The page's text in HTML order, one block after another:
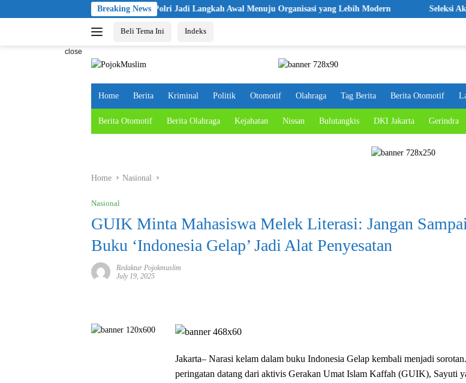
to
Breaking News
Pelantikan KBPP Polri Jadi Langkah Awal Menuju Organisasi yang Lebih Modern Seleksi Akpol
Beli Tema Ini Indeks
close
Home Berita Kriminal Politik Otomotif Olahraga Tag Berita Berita Otomotif
Berita Otomotif Berita Olahraga Kejahatan Nissan Bulutangkis DKI Jakarta Gerindra
Home Nasional
Nasional
GUIK Minta Mahasiswa Melek Literasi: Jangan Sampai
Buku ‘Indonesia Gelap’ Jadi Alat Penyesatan
Redaktur Pojokmuslim
July 19, 2025
Jakarta– Narasi kelam dalam buku Indonesia Gelap kembali menjadi
peringatan datang dari aktivis Gerakan Umat Islam Kaffah (GUIK), Sayuti